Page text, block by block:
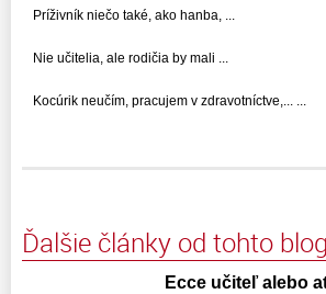
Príživník niečo také, ako hanba, ...
Nie učitelia, ale rodičia by mali ...
Kocúrik neučím, pracujem v zdravotníctve,... ...
Ďalšie články od tohto
Ecce učiteľ alebo